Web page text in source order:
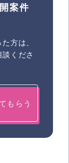
案件
方は、
くださ
もらう